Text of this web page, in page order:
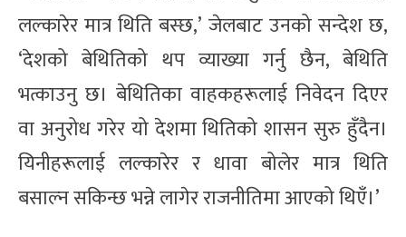
लल्कारेर मात्र थिति बस्छ,’ जेलबाट उनको सन्देश छ,
‘देशको बेथितिको थप व्याख्या गर्नु छैन, बेथिति
भत्काउनु छ। बेथितिका वाहकहरूलाई निवेदन दिएर
वा अनुरोध गरेर यो देशमा थितिको शासन सुरु हुँदैन।
यिनीहरूलाई लल्कारेर र धावा बोलेर मात्र थिति
बसाल्न सकिन्छ भन्ने लागेर राजनीतिमा आएको थिएँ।’